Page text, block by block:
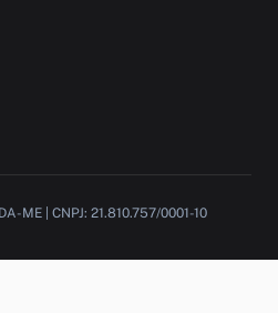
ME | CNPJ: 21.810.757/0001-10